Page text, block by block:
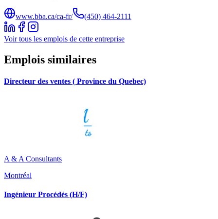
www.bba.ca/ca-fr/ (450) 464-2111
Voir tous les emplois de cette entreprise
Emplois similaires
Directeur des ventes ( Province du Quebec)
A & A Consultants
Montréal
Ingénieur Procédés (H/F)